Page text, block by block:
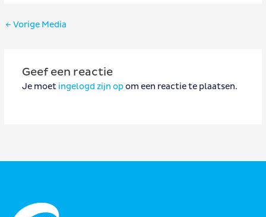
Bericht
← Vorige Media
Geef een reactie
Je moet ingelogd zijn opom een reactie te plaatsen.